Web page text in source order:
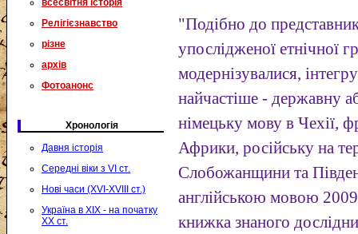
всесвітня історія
Релігієзнавство
різне
архів
Фотоанонс
Хронологія
Давня історія
Середні віки з VI ст.
Нові часи (XVI-XVIII ст.)
Україна в XIX - на початку
XX ст.
"Подібно до
упослідженої етнічної
модернізувалися,
найчастіше - державну
німецьку мову в Чехії,
Африки, російську на
Слобожанщини та
англійською мовою
книжка знаного